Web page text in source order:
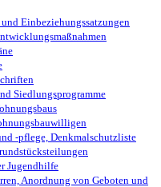
Einbeziehungssatzungen
Siedlungsprogramme
-pflege, Denkmalschutzliste
Jugendhilfe
Anordnung von Geboten und